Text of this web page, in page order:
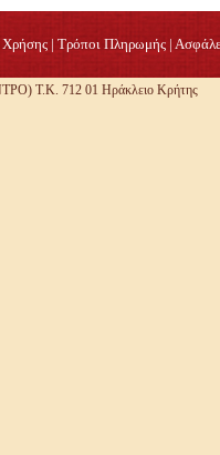
Χρήσης | Τρόποι Πληρωμής |
Τ.Κ. 712 01 Ηράκλειο Κρήτης